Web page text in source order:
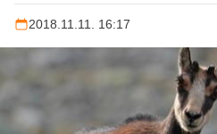
2018.11.11. 16:17